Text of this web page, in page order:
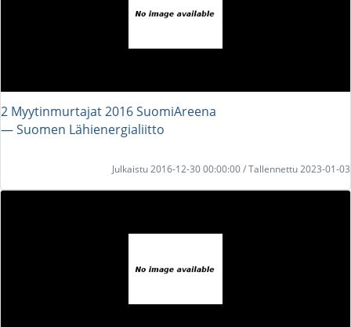
2 Myytinmurtajat 2016 SuomiAreena
― Suomen Lähienergialiitto
Julkaistu 2016-12-30 00:00:00 / Tallennettu 2023-01-03